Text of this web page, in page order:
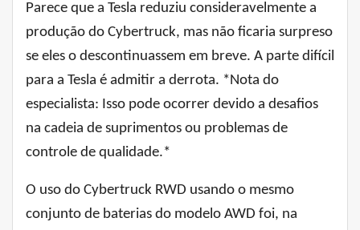
Parece que a Tesla reduziu consideravelmente a
produção do Cybertruck, mas não ficaria surpreso
se eles o descontinuassem em breve. A parte difícil
para a Tesla é admitir a derrota. *Nota do
especialista: Isso pode ocorrer devido a desafios
na cadeia de suprimentos ou problemas de
controle de qualidade.*
O uso do Cybertruck RWD usando o mesmo
conjunto de baterias do modelo AWD foi, na